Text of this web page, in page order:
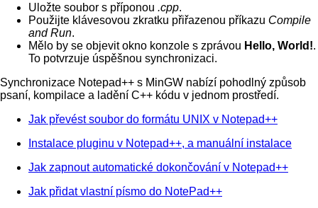
Uložte soubor s příponou .cpp.
Použijte klávesovou zkratku přiřazenou příkazu Compile
and Run.
Mělo by se objevit okno konzole s zprávou Hello, World!.
To potvrzuje úspěšnou synchronizaci.
Synchronizace Notepad++ s MinGW nabízí pohodlný způsob
psaní, kompilace a ladění C++ kódu v jednom prostředí.
Jak převést soubor do formátu UNIX v Notepad++
Instalace pluginu v Notepad++, a manuální instalace
Jak zapnout automatické dokončování v Notepad++
Jak přidat vlastní písmo do NotePad++